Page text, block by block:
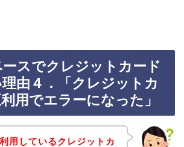
スでクレジットカード
由４．「クレジットカ
用でエラーになった」
用しているクレジットカ